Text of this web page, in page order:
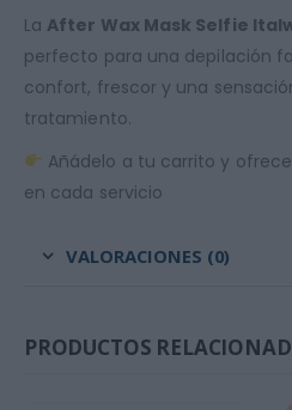
La After Wax Mask Selfie
perfecto para una depilación
confort, frescor y una
tratamiento.
Añádelo a tu carrito y
en cada servicio
VALORACIONES (0)
PRODUCTOS